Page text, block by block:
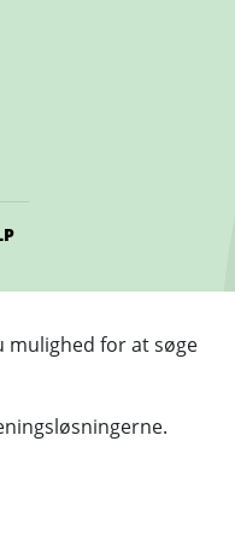
mulighed for at søge